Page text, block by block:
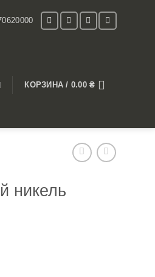
КОРЗИНА / 0.00₴
никель